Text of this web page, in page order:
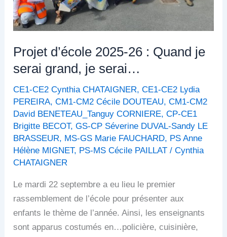
Projet d’école 2025-26 : Quand je
serai grand, je serai…
CE1-CE2 Cynthia CHATAIGNER,CE1-CE2 Lydia
PEREIRA,CM1-CM2 Cécile DOUTEAU,CM1-CM2
David BENETEAU_Tanguy CORNIERE,CP-CE1
Brigitte BECOT,GS-CP Séverine DUVAL-Sandy LE
BRASSEUR, MS-GS Marie FAUCHARD, PS Anne
Hélène MIGNET, PS-MS Cécile PAILLAT /Cynthia
CHATAIGNER
Le mardi 22 septembre a eu lieu le premier
rassemblement de l’école pour présenter aux
enfants le thème de l’année. Ainsi, les enseignants
sont apparus costumés en…policière, cuisinière,
je
serai…